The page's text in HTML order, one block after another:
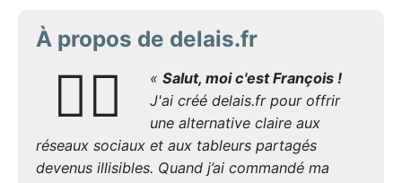
À propos de delais.fr
🙋‍♂️ « Salut, moi c'est François !
J'ai créé delais.fr pour offrir
une alternative claire aux
réseaux sociaux et aux tableurs partagés
devenus illisibles. Quand j’ai commandé ma